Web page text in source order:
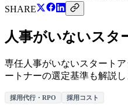
SHARE
人事がいないスタ
専任人事がいないスタート
ートナーの選定基準も解説し
採用代行・RPO 採用コスト